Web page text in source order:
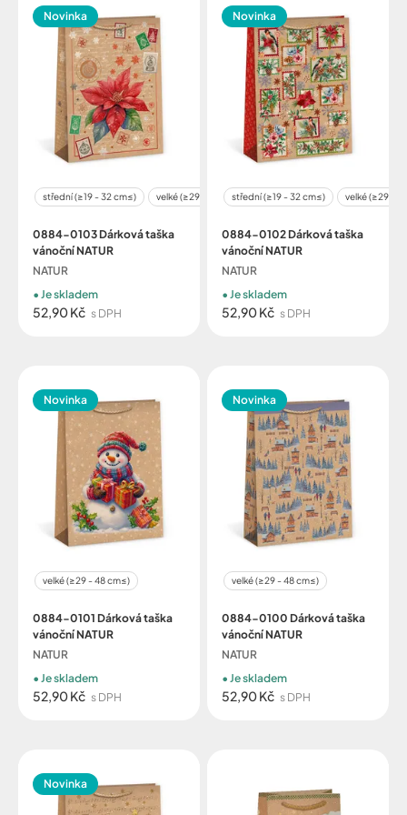
Novinka
střední (≥19 - 32 cm≤) velké (≥29 - 48 cm≤)
0884-0103 Dárková taška
vánoční NATUR
NATUR
52,90 Kč s DPH
Je skladem
Novinka
střední (≥19 - 32 cm≤) velké (≥29 -
0884-0102 Dárková taška
vánoční NATUR
NATUR
52,90 Kč s DPH
Je skladem
Novinka
velké (≥29 - 48 cm≤)
0884-0101 Dárková taška
vánoční NATUR
NATUR
52,90 Kč s DPH
Je skladem
Novinka
velké (≥29 - 48 cm≤)
0884-0100 Dárková taška
vánoční NATUR
NATUR
52,90 Kč s DPH
Je skladem
Novinka